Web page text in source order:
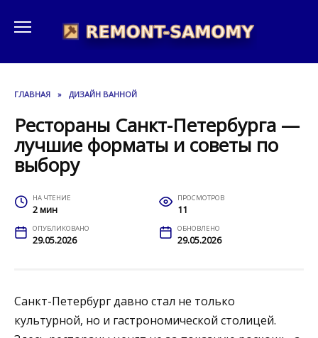
содержанию
ГЛАВНАЯ » ДИЗАЙН ВАННОЙ
Рестораны Санкт-Петербурга —
лучшие форматы и советы по
выбору
НА ЧТЕНИЕ
2 мин
ПРОСМОТРОВ
11
ОПУБЛИКОВАНО
29.05.2026
ОБНОВЛЕНО
29.05.2026
Санкт-Петербург давно стал не только
культурной, но и гастрономической столицей.